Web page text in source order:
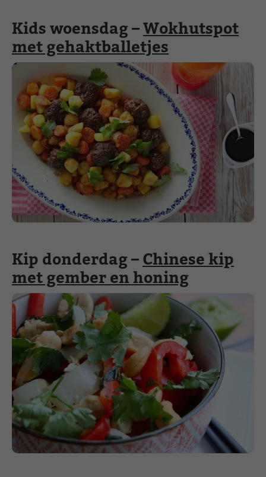
Kids woensdag –Wokhutspot
met gehaktballetjes
Kip donderdag – Chinese kip
met gember en honing